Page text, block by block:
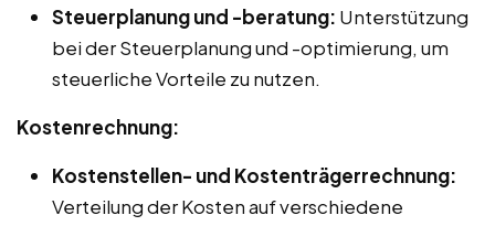
Steuerplanung und -beratung: Unterstützung
bei der Steuerplanung und -optimierung, um
steuerliche Vorteile zu nutzen.
Kostenrechnung:
Kostenstellen- und Kostenträgerrechnung:
Verteilung der Kosten auf verschiedene